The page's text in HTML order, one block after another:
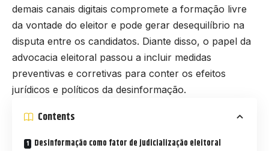
demais canais digitais compromete a formação livre
da vontade do eleitor e pode gerar desequilíbrio na
disputa entre os candidatos. Diante disso, o papel da
advocacia eleitoral passou a incluir medidas
preventivas e corretivas para conter os efeitos
jurídicos e políticos da desinformação.
Contents
Desinformação como fator de judicialização eleitoral